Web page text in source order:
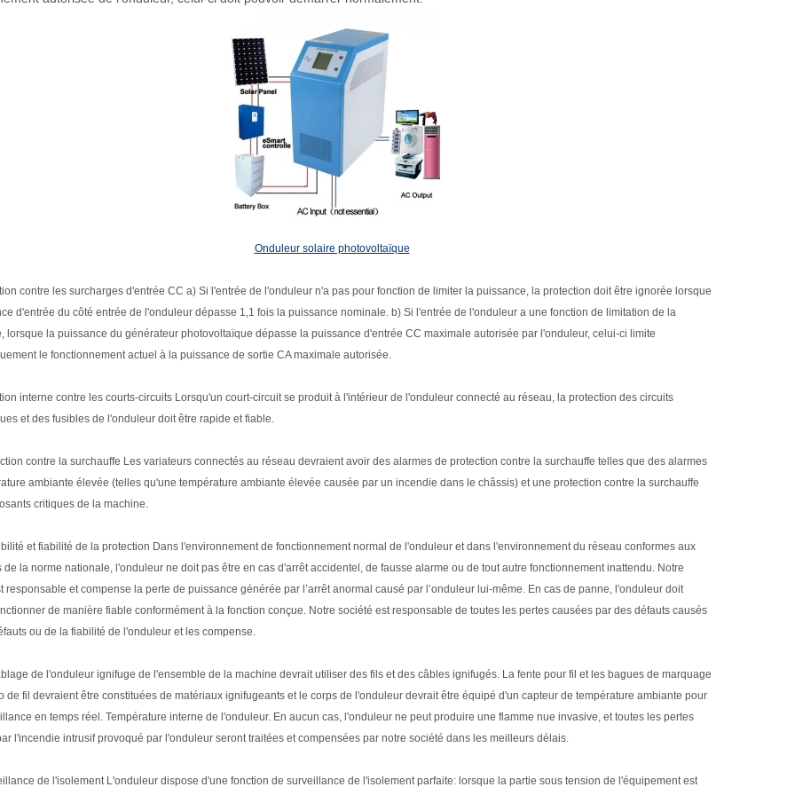
Onduleur solaire photovoltaïque
contre les surcharges d'entrée CC a) Si l'entrée de l'onduleur n'a pas pour fonction de limiter la puissance, la protection doit être ignorée lorsque
d'entrée du côté entrée de l'onduleur dépasse 1,1 fois la puissance nominale. b) Si l'entrée de l'onduleur a une fonction de limitation de la
lorsque la puissance du générateur photovoltaïque dépasse la puissance d'entrée CC maximale autorisée par l'onduleur, celui-ci limite
le fonctionnement actuel à la puissance de sortie CA maximale autorisée.
interne contre les courts-circuits Lorsqu'un court-circuit se produit à l'intérieur de l'onduleur connecté au réseau, la protection des circuits
et des fusibles de l'onduleur doit être rapide et fiable.
contre la surchauffe Les variateurs connectés au réseau devraient avoir des alarmes de protection contre la surchauffe telles que des alarmes
ambiante élevée (telles qu'une température ambiante élevée causée par un incendie dans le châssis) et une protection contre la surchauffe
critiques de la machine.
et fiabilité de la protection Dans l'environnement de fonctionnement normal de l'onduleur et dans l'environnement du réseau conformes aux
de la norme nationale, l'onduleur ne doit pas être en cas d'arrêt accidentel, de fausse alarme ou de tout autre fonctionnement inattendu. Notre
responsable et compense la perte de puissance générée par l’arrêt anormal causé par l’onduleur lui-même. En cas de panne, l'onduleur doit
de manière fiable conformément à la fonction conçue. Notre société est responsable de toutes les pertes causées par des défauts causés
ou de la fiabilité de l'onduleur et les compense.
de l'onduleur ignifuge de l'ensemble de la machine devrait utiliser des fils et des câbles ignifugés. La fente pour fil et les bagues de marquage
de fil devraient être constituées de matériaux ignifugeants et le corps de l'onduleur devrait être équipé d'un capteur de température ambiante pour
en temps réel. Température interne de l'onduleur. En aucun cas, l'onduleur ne peut produire une flamme nue invasive, et toutes les pertes
l'incendie intrusif provoqué par l'onduleur seront traitées et compensées par notre société dans les meilleurs délais.
de l'isolement L'onduleur dispose d'une fonction de surveillance de l'isolement parfaite: lorsque la partie sous tension de l'équipement est